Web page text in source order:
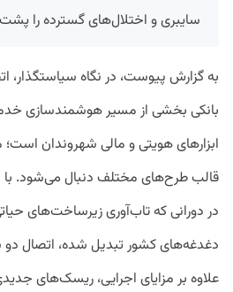
سایبری و اختلال‌های گسترده را
به گزارش پیوست، در نگاه
بانکی بخشی از مسیر هوشمندسازی
ابزارهای هویتی و مالی شهروندان
قالب طرح‌های مختلف دنبال می‌شود. با
در دورانی که تاب‌آوری زیرساخت‌های
دغدغه‌های کشور تبدیل شده، اتصال
علاوه بر مزایای اجرایی، ریسک‌های